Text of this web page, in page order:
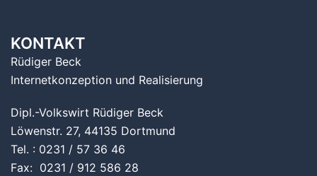
KONTAKT
Rüdiger Beck
Internetkonzeption und Realisierung
Dipl.-Volkswirt Rüdiger Beck
Löwenstr. 27, 44135 Dortmund
Tel. : 0231 / 57 36 46
Fax: 0231 / 912 586 28